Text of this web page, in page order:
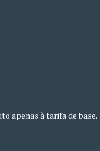
apenas à tarifa de base.